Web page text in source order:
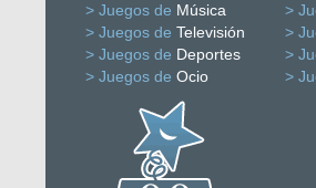
> Juegos de Música >
> Juegos de Televisión >
> Juegos de Deportes >
> Juegos de Ocio >